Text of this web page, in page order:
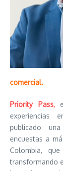
comercial.
Priority Pass,
experiencias
publicado
encuestas a
Colombia,
transformando